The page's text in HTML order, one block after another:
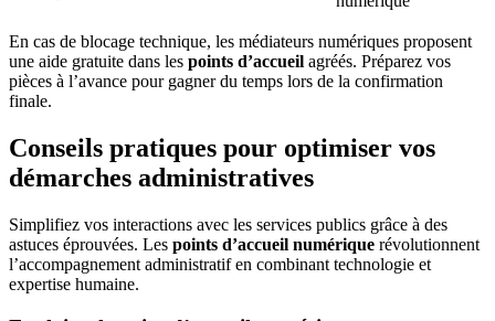
En cas de blocage technique, les médiateurs numériques proposent
une aide gratuite dans les points d’accueil agréés. Préparez vos
pièces à l’avance pour gagner du temps lors de la confirmation
finale.
Conseils pratiques pour optimiser vos
démarches administratives
Simplifiez vos interactions avec les services publics grâce à des
astuces éprouvées. Les points d’accueil numérique révolutionnent
l’accompagnement administratif en combinant technologie et
expertise humaine.